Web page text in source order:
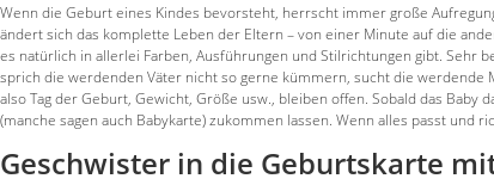
Wenn die Geburt eines Kindes bevorsteht, herrscht immer große
ändert sich das komplette Leben der Eltern – von einer Minute auf die
es natürlich in allerlei Farben, Ausführungen und Stilrichtungen gibt. Sehr
sprich die werdenden Väter nicht so gerne kümmern, sucht die werdende
also Tag der Geburt, Gewicht, Größe usw., bleiben offen. Sobald das
(manche sagen auch Babykarte) zukommen lassen. Wenn alles passt
Geschwister in die Geburtskarte